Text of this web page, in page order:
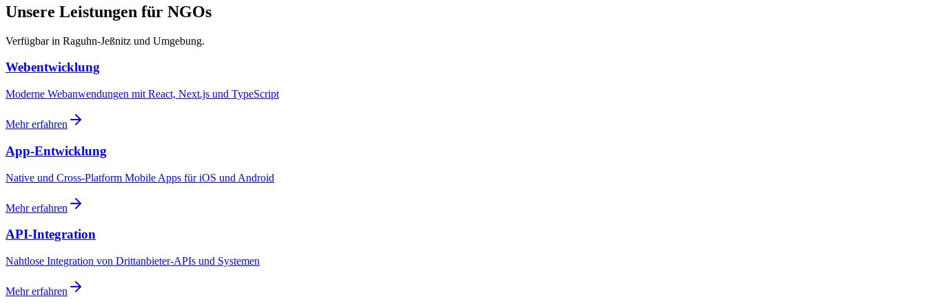
Unsere Leistungen für NGOs
Verfügbar in Raguhn-Jeßnitz und Umgebung.
Webentwicklung
Moderne Webanwendungen mit React, Next.js und TypeScript
Mehr erfahren
App-Entwicklung
Native und Cross-Platform Mobile Apps für iOS und Android
Mehr erfahren
API-Integration
Nahtlose Integration von Drittanbieter-APIs und Systemen
Mehr erfahren